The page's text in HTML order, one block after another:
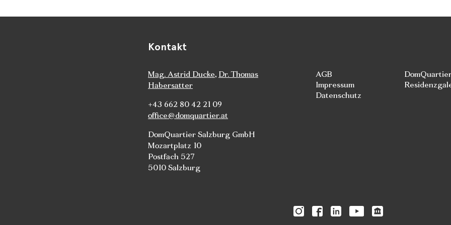
Kontakt
Mag. Astrid Ducke, Dr. Thomas
Habersatter
+43 662 80 42 21 09
office@domquartier.at
DomQuartier Salzburg GmbH
Mozartplatz 10
Postfach 527
5010 Salzburg
AGB
Impressum
Datenschutz